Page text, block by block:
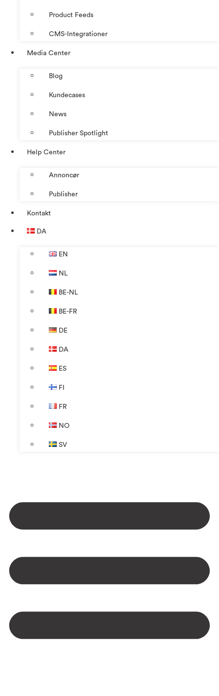
Product Feeds
CMS-Integrationer
Media Center
Blog
Kundecases
News
Publisher Spotlight
Help Center
Annoncør
Publisher
Kontakt
DA
EN
NL
BE-NL
BE-FR
DE
DA
ES
FI
FR
NO
SV